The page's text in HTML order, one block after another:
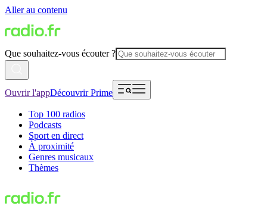
Aller au contenu
Que souhaitez-vous écouter ?
Ouvrir l'appDécouvrir Prime
Top 100 radios
Podcasts
Sport en direct
À proximité
Genres musicaux
Thèmes